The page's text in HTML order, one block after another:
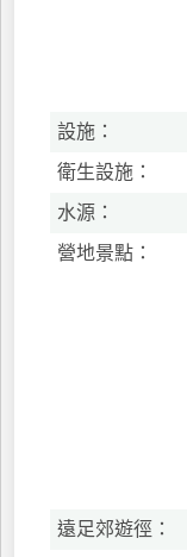
設施：
衛生設施：
水源：
營地景點：
遠足郊遊徑：